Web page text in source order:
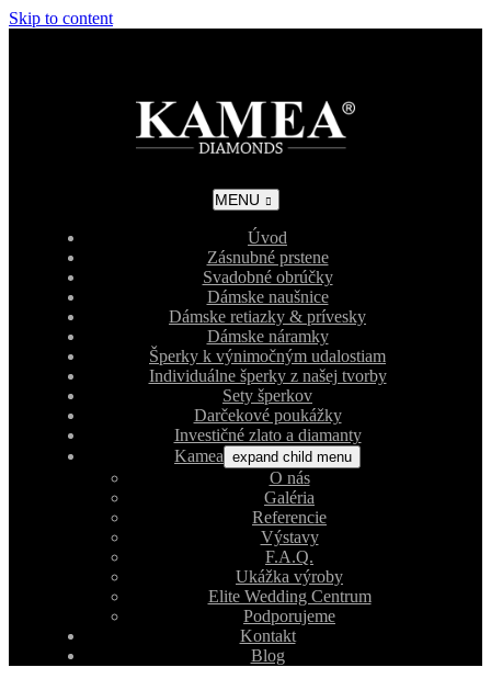
Skip to content
MENU
Úvod
Zásnubné prstene
Svadobné obrúčky
Dámske naušnice
Dámske retiazky & prívesky
Dámske náramky
Šperky k výnimočným udalostiam
Individuálne šperky z našej tvorby
Sety šperkov
Darčekové poukážky
Investičné zlato a diamanty
Kamea expand child menu
O nás
Galéria
Referencie
Výstavy
F.A.Q.
Ukážka výroby
Elite Wedding Centrum
Podporujeme
Kontakt
Blog